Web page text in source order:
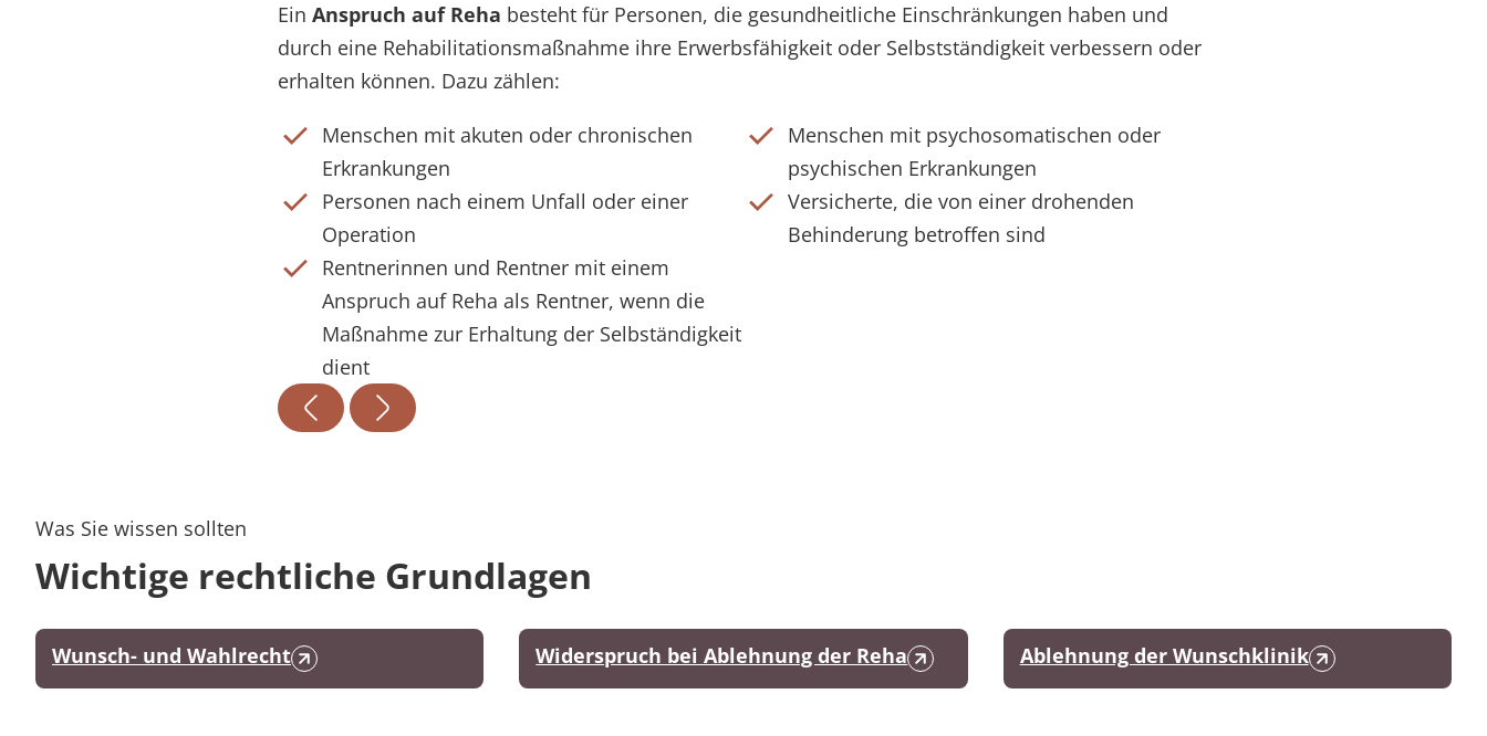
Ein Anspruch auf Reha besteht für Personen, die gesundheitliche Einschränkungen haben und
durch eine Rehabilitationsmaßnahme ihre Erwerbsfähigkeit oder Selbstständigkeit verbessern oder
erhalten können. Dazu zählen:
Menschen mit akuten oder chronischen
Erkrankungen
Personen nach einem Unfall oder einer
Operation
Rentnerinnen und Rentner mit einem
Anspruch auf Reha als Rentner, wenn die
Maßnahme zur Erhaltung der Selbständigkeit
dient
Menschen mit psychosomatischen oder
psychischen Erkrankungen
Versicherte, die von einer drohenden
Behinderung betroffen sind
Was Sie wissen sollten
Wichtige rechtliche Grundlagen
Wunsch- und Wahlrecht Widerspruch bei Ablehnung der Reha Ablehnung der Wunschklinik